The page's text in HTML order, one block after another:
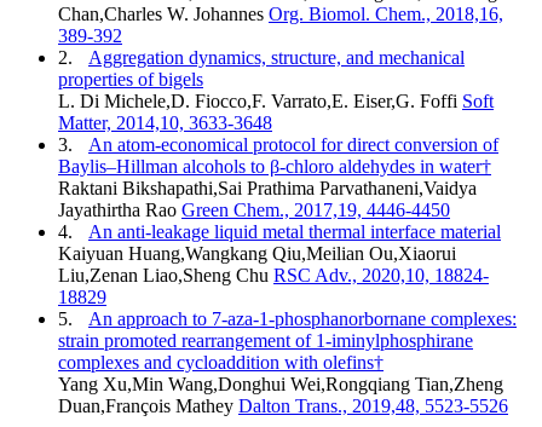
Chan,Charles W. Johannes Org. Biomol. Chem., 2018,16,
389-392
2.
Aggregation dynamics, structure, and mechanical
properties of bigels
L. Di Michele,D. Fiocco,F. Varrato,E. Eiser,G. Foffi Soft
Matter, 2014,10, 3633-3648
3.
An atom-economical protocol for direct conversion of
Baylis–Hillman alcohols to β-chloro aldehydes in water†
Raktani Bikshapathi,Sai Prathima Parvathaneni,Vaidya
Jayathirtha Rao Green Chem., 2017,19, 4446-4450
4.
An anti-leakage liquid metal thermal interface material
Kaiyuan Huang,Wangkang Qiu,Meilian Ou,Xiaorui
Liu,Zenan Liao,Sheng Chu RSC Adv., 2020,10, 18824-
18829
5.
An approach to 7-aza-1-phosphanorbornane complexes:
strain promoted rearrangement of 1-iminylphosphirane
complexes and cycloaddition with olefins†
Yang Xu,Min Wang,Donghui Wei,Rongqiang Tian,Zheng
Duan,François Mathey Dalton Trans., 2019,48, 5523-5526